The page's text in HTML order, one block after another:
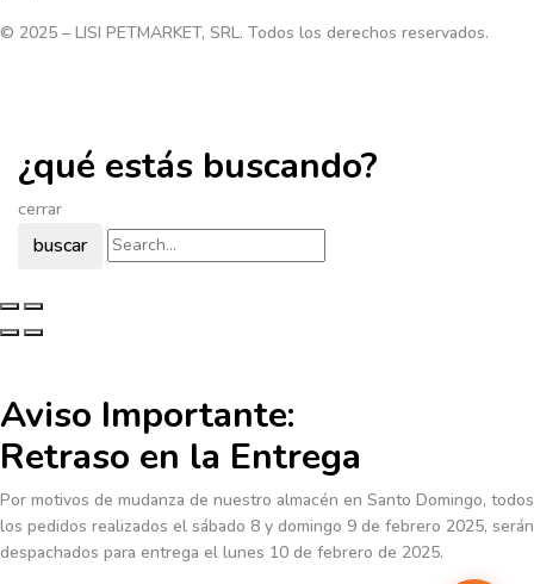
© 2025 – LISI PETMARKET, SRL. Todos los derechos reservados.
¿qué estás buscando?
cerrar
buscar
Aviso Importante:
Retraso en la Entrega
Por motivos de mudanza de nuestro almacén en Santo Domingo, todos
los pedidos realizados el sábado 8 y domingo 9 de febrero 2025, serán
despachados para entrega el lunes 10 de febrero de 2025.